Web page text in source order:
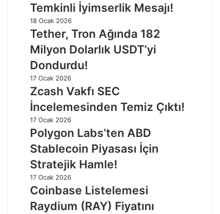
Temkinli İyimserlik Mesajı!
18 Ocak 2026
Tether, Tron Ağında 182
Milyon Dolarlık USDT’yi
Dondurdu!
17 Ocak 2026
Zcash Vakfı SEC
İncelemesinden Temiz Çıktı!
17 Ocak 2026
Polygon Labs’ten ABD
Stablecoin Piyasası İçin
Stratejik Hamle!
17 Ocak 2026
Coinbase Listelemesi
Raydium (RAY) Fiyatını